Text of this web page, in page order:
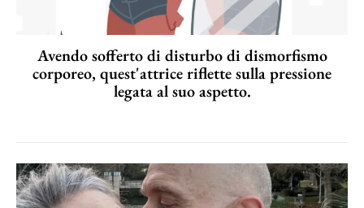
Avendo sofferto di disturbo di dismorfismo
corporeo, quest'attrice riflette sulla pressione
legata al suo aspetto.